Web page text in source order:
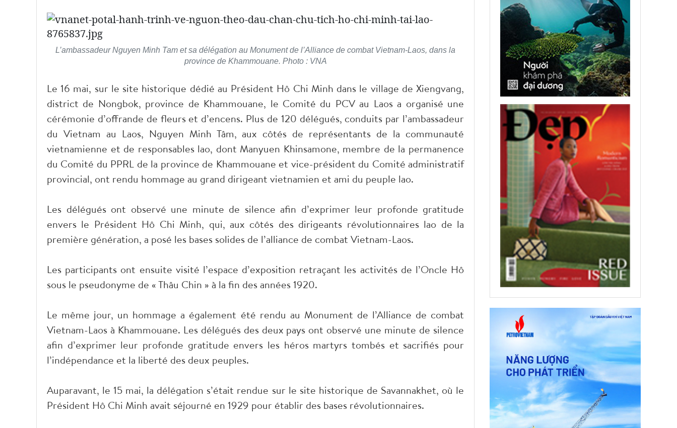
L’ambassadeur Nguyen Minh Tam et sa délégation au Monument de l’Alliance de combat Vietnam-Laos, dans la
province de Khammouane. Photo : VNA
Le 16 mai, sur le site historique dédié au Président Hô Chi Minh dans le village de Xiengvang,
district de Nongbok, province de Khammouane, le Comité du PCV au Laos a organisé une
cérémonie d’offrande de fleurs et d’encens. Plus de 120 délégués, conduits par l’ambassadeur
du Vietnam au Laos, Nguyen Minh Tâm, aux côtés de représentants de la communauté
vietnamienne et de responsables lao, dont Manyuen Khinsamone, membre de la permanence
du Comité du PPRL de la province de Khammouane et vice-président du Comité administratif
provincial, ont rendu hommage au grand dirigeant vietnamien et ami du peuple lao.
Les délégués ont observé une minute de silence afin d’exprimer leur profonde gratitude
envers le Président Hô Chi Minh, qui, aux côtés des dirigeants révolutionnaires lao de la
première génération, a posé les bases solides de l’alliance de combat Vietnam-Laos.
Les participants ont ensuite visité l’espace d’exposition retraçant les activités de l’Oncle Hô
sous le pseudonyme de « Thâu Chin » à la fin des années 1920.
Le même jour, un hommage a également été rendu au Monument de l’Alliance de combat
Vietnam-Laos à Khammouane. Les délégués des deux pays ont observé une minute de silence
afin d’exprimer leur profonde gratitude envers les héros martyrs tombés et sacrifiés pour
l’indépendance et la liberté des deux peuples.
Auparavant, le 15 mai, la délégation s’était rendue sur le site historique de Savannakhet, où le
Président Hô Chi Minh avait séjourné en 1929 pour établir des bases révolutionnaires.